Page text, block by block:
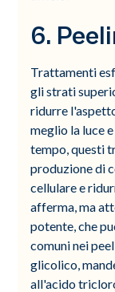
6.
Trattamenti
gli strati
ridurre
meglio la luce
tempo, questi
produzione di
cellulare e
afferma, ma
potente, che
comuni nei
glicolico,
all'acido